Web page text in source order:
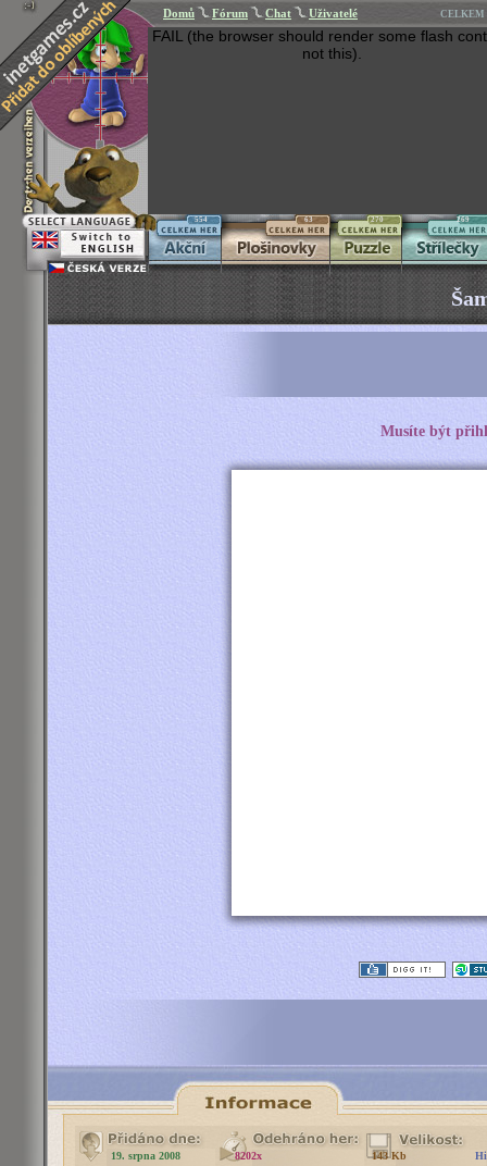
Domů Fórum Chat Uživatelé CELKEM
FAIL (the browser should render some flash
not this).
554 63 270 269
Musíte být
19. srpna 2008 8202x 143 Kb